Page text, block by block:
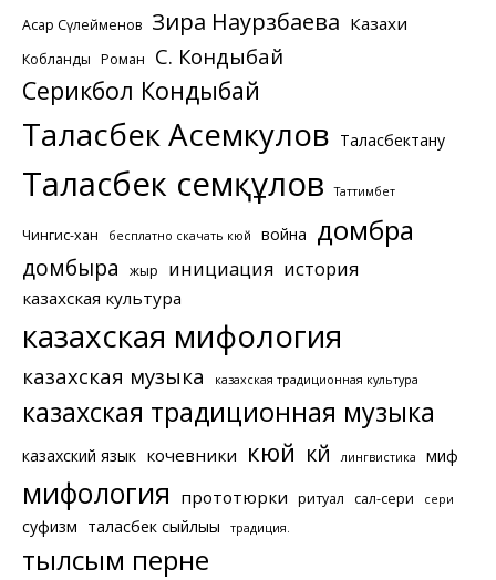
Асқар Сүлейменов Зира Наурзбаева Казахи
Кобланды Роман С. Кондыбай
Серикбол Кондыбай
Таласбек Асемкулов Таласбектану
Таласбек Әсемқұлов Таттимбет
Чингис-хан бесплатно скачать кюй война домбра
домбыра жыр инициация история
казахская культура
казахская мифология
казахская музыка казахская традиционная культура
казахская традиционная музыка
казахский язык кочевники кюй күй лингвистика миф
мифология прототюрки ритуал сал-сери сери
суфизм таласбек сыйлығы традиция.
тылсым перне